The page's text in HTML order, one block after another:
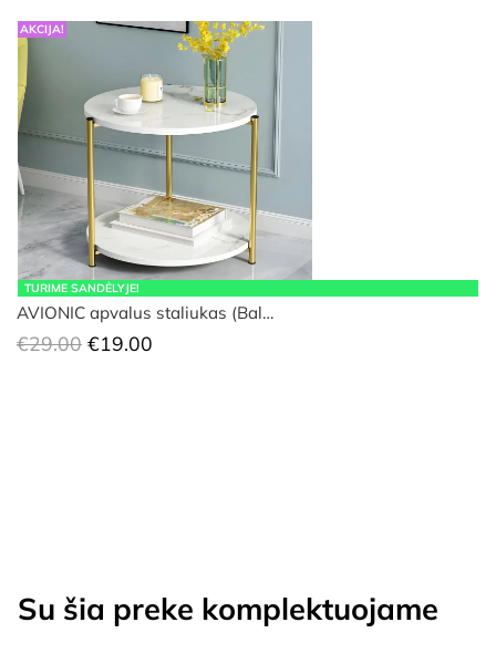
AKCIJA!
TURIME SANDĖLYJE!
AVIONIC apvalus staliukas (Bal…
€29.00 Original
€19.00
Su šia preke komplektuojame